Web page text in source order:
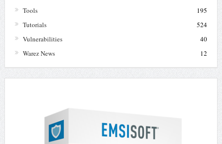
Tools
195
Tutorials
524
Vulnerabilities
40
Warez News
12